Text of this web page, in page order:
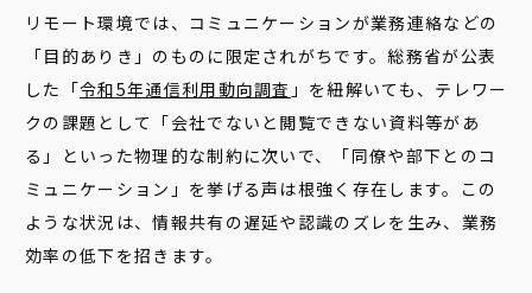
リモート環境では、コミュニケーションが業務連絡などの
「目的ありき」のものに限定されがちです。総務省が公表
した「令和5年通信利用動向調査 」を紐解いても、テレワー
クの課題として「会社でないと閲覧できない資料等があ
る」といった物理的な制約に次いで、「同僚や部下とのコ
ミュニケーション」を挙げる声は根強く存在します。この
ような状況は、情報共有の遅延や認識のズレを生み、業務
効率の低下を招きます。